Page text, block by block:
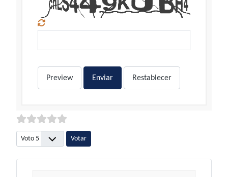
Preview Enviar Restablecer
Por favor, vote